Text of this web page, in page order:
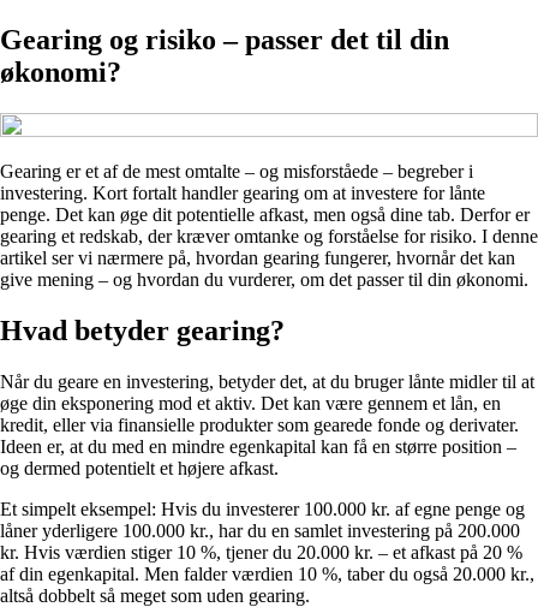
Gearing og risiko – passer det til din
økonomi?
Gearing er et af de mest omtalte – og misforståede – begreber i
investering. Kort fortalt handler gearing om at investere for lånte
penge. Det kan øge dit potentielle afkast, men også dine tab. Derfor er
gearing et redskab, der kræver omtanke og forståelse for risiko. I denne
artikel ser vi nærmere på, hvordan gearing fungerer, hvornår det kan
give mening – og hvordan du vurderer, om det passer til din økonomi.
Hvad betyder gearing?
Når du geare en investering, betyder det, at du bruger lånte midler til at
øge din eksponering mod et aktiv. Det kan være gennem et lån, en
kredit, eller via finansielle produkter som gearede fonde og derivater.
Ideen er, at du med en mindre egenkapital kan få en større position –
og dermed potentielt et højere afkast.
Et simpelt eksempel: Hvis du investerer 100.000 kr. af egne penge og
låner yderligere 100.000 kr., har du en samlet investering på 200.000
kr. Hvis værdien stiger 10 %, tjener du 20.000 kr. – et afkast på 20 %
af din egenkapital. Men falder værdien 10 %, taber du også 20.000 kr.,
altså dobbelt så meget som uden gearing.